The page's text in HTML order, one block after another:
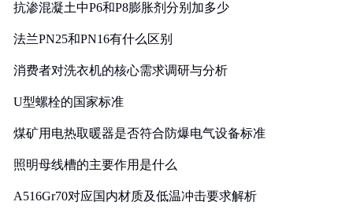
抗渗混凝土中P6和P8膨胀剂分别加多少
法兰PN25和PN16有什么区别
消费者对洗衣机的核心需求调研与分析
U型螺栓的国家标准
煤矿用电热取暖器是否符合防爆电气设备标准
照明母线槽的主要作用是什么
A516Gr70对应国内材质及低温冲击要求解析